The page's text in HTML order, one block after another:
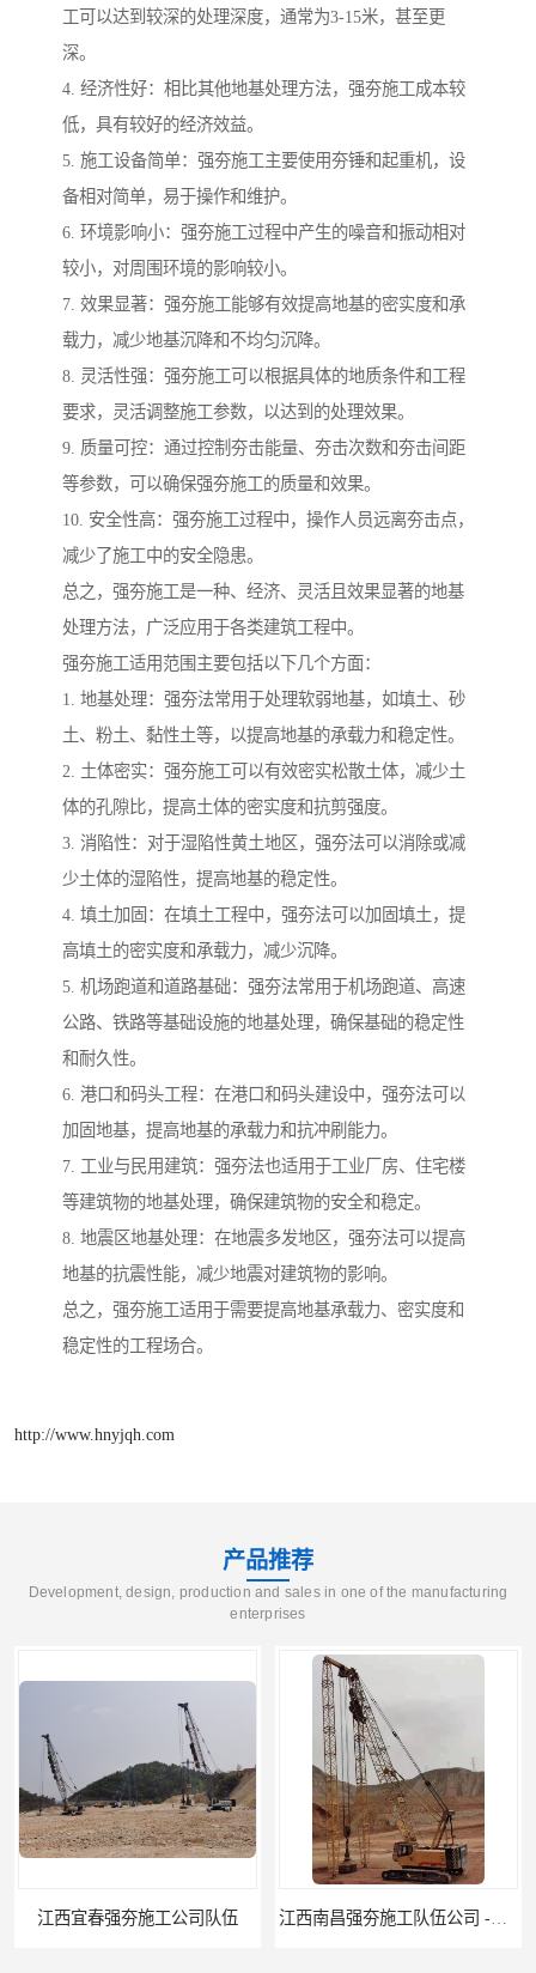
工可以达到较深的处理深度，通常为3-15米，甚至更
深。
4. 经济性好：相比其他地基处理方法，强夯施工成本较
低，具有较好的经济效益。
5. 施工设备简单：强夯施工主要使用夯锤和起重机，设
备相对简单，易于操作和维护。
6. 环境影响小：强夯施工过程中产生的噪音和振动相对
较小，对周围环境的影响较小。
7. 效果显著：强夯施工能够有效提高地基的密实度和承
载力，减少地基沉降和不均匀沉降。
8. 灵活性强：强夯施工可以根据具体的地质条件和工程
要求，灵活调整施工参数，以达到的处理效果。
9. 质量可控：通过控制夯击能量、夯击次数和夯击间距
等参数，可以确保强夯施工的质量和效果。
10. 安全性高：强夯施工过程中，操作人员远离夯击点，
减少了施工中的安全隐患。
总之，强夯施工是一种、经济、灵活且效果显著的地基
处理方法，广泛应用于各类建筑工程中。
强夯施工适用范围主要包括以下几个方面：
1. 地基处理：强夯法常用于处理软弱地基，如填土、砂
土、粉土、黏性土等，以提高地基的承载力和稳定性。
2. 土体密实：强夯施工可以有效密实松散土体，减少土
体的孔隙比，提高土体的密实度和抗剪强度。
3. 消陷性：对于湿陷性黄土地区，强夯法可以消除或减
少土体的湿陷性，提高地基的稳定性。
4. 填土加固：在填土工程中，强夯法可以加固填土，提
高填土的密实度和承载力，减少沉降。
5. 机场跑道和道路基础：强夯法常用于机场跑道、高速
公路、铁路等基础设施的地基处理，确保基础的稳定性
和耐久性。
6. 港口和码头工程：在港口和码头建设中，强夯法可以
加固地基，提高地基的承载力和抗冲刷能力。
7. 工业与民用建筑：强夯法也适用于工业厂房、住宅楼
等建筑物的地基处理，确保建筑物的安全和稳定。
8. 地震区地基处理：在地震多发地区，强夯法可以提高
地基的抗震性能，减少地震对建筑物的影响。
总之，强夯施工适用于需要提高地基承载力、密实度和
稳定性的工程场合。
http://www.hnyjqh.com
产品推荐
Development, design, production and sales in one of the manufacturing
enterprises
江西南昌强夯施工队伍公司 -湖南业峻强夯基础工程